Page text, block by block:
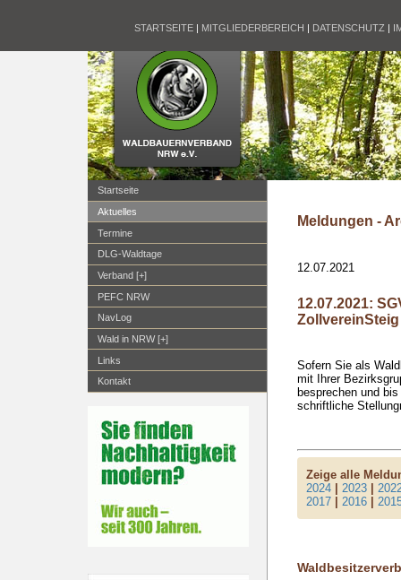
STARTSEITE | MITGLIEDERBEREICH | DATENSCHUTZ |
Startseite
Aktuelles
Termine
DLG-Waldtage
Verband [+]
PEFC NRW
NavLog
Wald in NRW [+]
Links
Kontakt
Meldungen -
12.07.2021
12.07.2021:
ZollvereinSteig
Sofern Sie als
mit Ihrer
besprechen und
schriftliche
Zeige alle
2024 |2023 |
2017 |2016 |